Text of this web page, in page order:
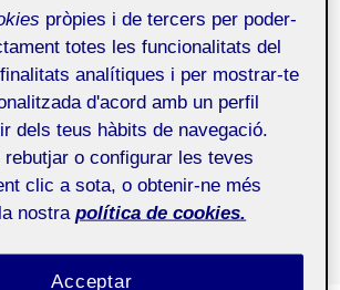
architecting happiness 25 de
novembre de 2015
punto de encuentro entre
sector web (desarrolladores,
pròpies i de tercers per poder-
totes les funcionalitats del
analítiques i per mostrar-te
d'acord amb un perfil
dels teus hàbits de navegació.
o configurar les teves
clic a sota, o obtenir-ne més
nostra política de cookies.
Acceptar